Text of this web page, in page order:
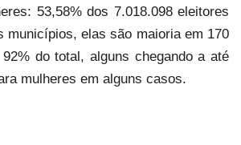
53,58% dos 7.018.098 eleitores
municípios, elas são maioria em 170
do total, alguns chegando a até
mulheres em alguns casos.